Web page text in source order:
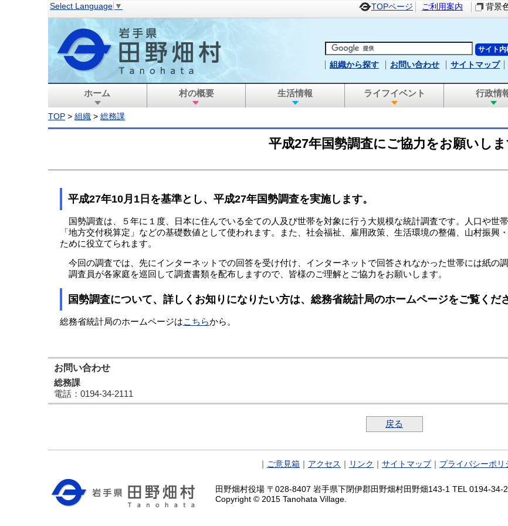
Select Language ▼ TOPページ ご利用案内 背景
組織から探す お問い合わせ サイトマップ
ホーム 村の概要 生活情報 ライフイベント 行政情
TOP > 組織 > 総務課
平成27年国勢調査にご協力をお願いし
平成27年10月1日を基準とし、平成27年国勢調査を実施します。
国勢調査は、５年に１度、日本に住んでいる全ての人及び世帯を対象に行う大規模な統計調査です。人口や世
「地方交付税算定」などの基礎数値として使われます。また、社会福祉、雇用政策、生活環境の整備、山村振興
ために役立てられます。
今回の調査では、先にインターネットでの回答を受け付け、インターネットで回答されなかった世帯には紙の
調査員が各家庭を巡回して調査書類を配布しますので、皆様のご理解とご協力をお願いします。
国勢調査について、詳しくお知りになりたい方は、総務省統計局のホームページをご覧くだ
総務省統計局のホームページはこちらから。
お問い合わせ
総務課
電話 ：0194-34-2111
戻る
ご意見箱 アクセス リンク サイトマップ｜ プライバシーポリ
田野畑村役場 〒028-8407 岩手県下閉伊郡田野畑村田野畑143-1 TEL 0194-
Copyright © 2015 Tanohata Village.